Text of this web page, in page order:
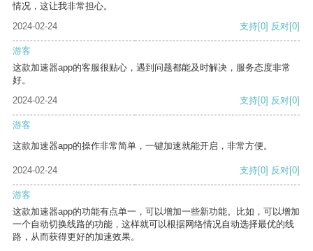
情况，这让我非常担心。
2024-02-24
支持[0] 反对[0]
游客
这款加速器app的客服很贴心，遇到问题都能及时解决，服务态度非常
好。
2024-02-24
支持[0] 反对[0]
游客
这款加速器app的操作非常简单，一键加速就能开启，非常方便。
2024-02-24 支持[0] 反对[0]
游客
这款加速器app的功能有点单一，可以增加一些新功能。比如，可以增加
一个自动切换线路的功能，这样就可以根据网络情况自动选择最优的线
路，从而获得更好的加速效果。